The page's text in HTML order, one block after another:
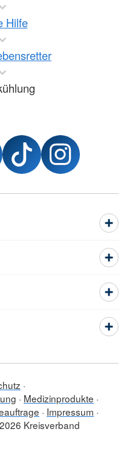
Hilfe
Medizinprodukte
Impressum
Kreisverband